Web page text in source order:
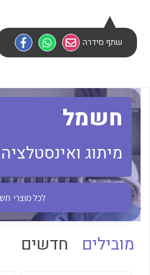
לכל מוצרי היצרן
לכל מוצרי היצרן
שתף סידרה
חשמל
מיתוג
לכל מוצרי
מובילים חדשים